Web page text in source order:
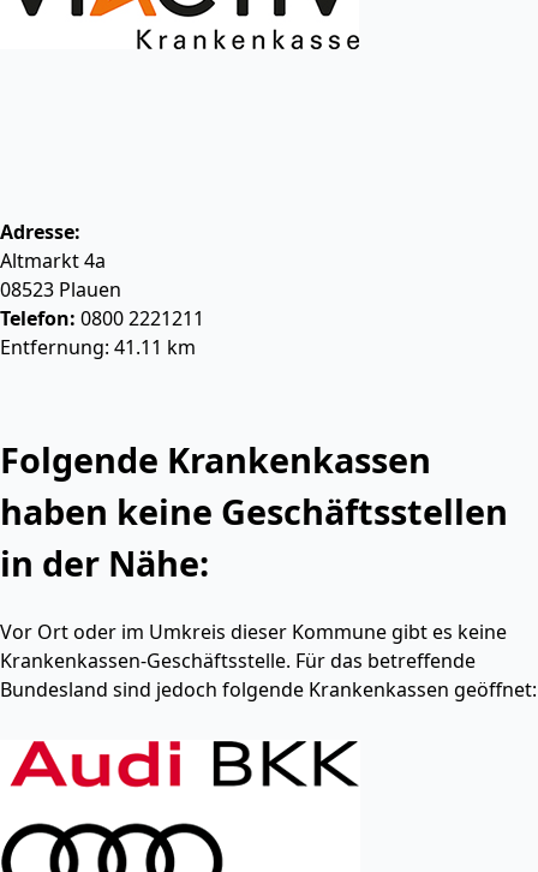
Adresse:
Altmarkt 4a
08523 Plauen
Telefon: 0800 2221211
Entfernung: 41.11 km
Folgende Krankenkassen
haben keine Geschäftsstellen
in der Nähe:
Vor Ort oder im Umkreis dieser Kommune gibt es keine
Krankenkassen-Geschäftsstelle. Für das betreffende
Bundesland sind jedoch folgende Krankenkassen geöffnet: